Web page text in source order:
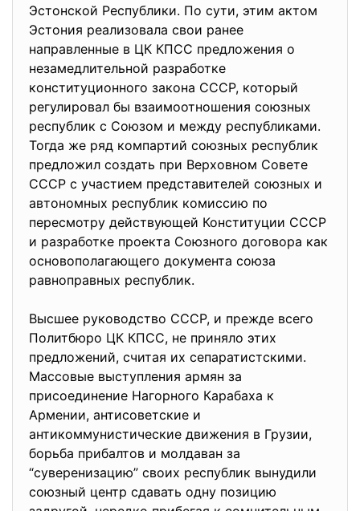
Эстонской Республики. По сути, этим актом
Эстония реализовала свои ранее
направленные в ЦК КПСС предложения о
незамедлительной разработке
конституционного закона СССР, который
регулировал бы взаимоотношения союзных
республик с Союзом и между республиками.
Тогда же ряд компартий союзных республик
предложил создать при Верховном Совете
СССР с участием представителей союзных и
автономных республик комиссию по
пересмотру действующей Конституции СССР
и разработке проекта Союзного договора как
основополагающего документа союза
равноправных республик.
Высшее руководство СССР, и прежде всего
Политбюро ЦК КПСС, не приняло этих
предложений, считая их сепаратистскими.
Массовые выступления армян за
присоединение Нагорного Карабаха к
Армении, антисоветские и
антикоммунистические движения в Грузии,
борьба прибалтов и молдаван за
“суверенизацию” своих республик вынудили
союзный центр сдавать одну позицию